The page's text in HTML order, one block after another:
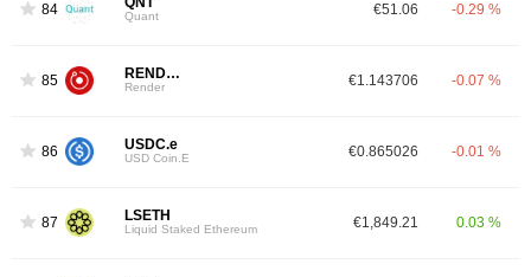
84 Quant €51.06 -0.29 %
85 RENDER
Render €1.143706 -0.07 %
86 USDC.e
USD Coin.E €0.865026 -0.01 %
87 LSETH
Liquid Staked Ethereum €1,849.21 0.03 %